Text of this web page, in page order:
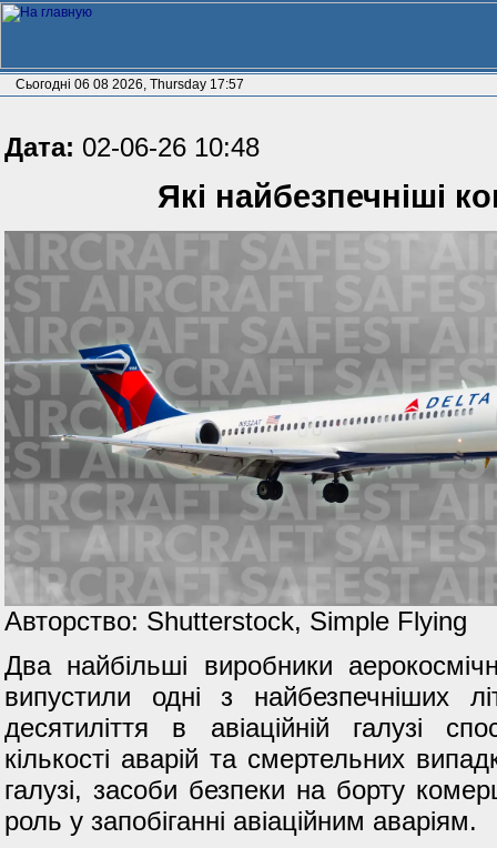
Сьогодні 06 08 2026, Thursday 17:57
Дата: 02-06-26 10:48
Які найбезпечніші
Авторство: Shutterstock, Simple Flying
Два найбільші виробники
випустили одні з найбезпечніших
десятиліття в авіаційній галузі
кількості аварій та смертельних
галузі, засоби безпеки на борту
роль у запобіганні авіаційним аваріям.